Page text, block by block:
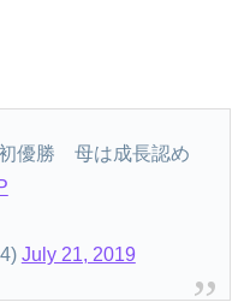
優勝 母は成長認め
July 21, 2019